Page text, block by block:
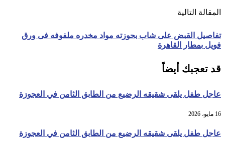
المقالة التالية
تفاصيل القبض على شاب بحوزته مواد مخدره ملفوفه فى ورق
فويل بمطار القاهرة
قد تعجبك أيضاً
عاجل طفل يلقى شقيقه الرضيع من الطابق الثامن في العجوزة
16 مايو، 2026
عاجل طفل يلقى شقيقه الرضيع من الطابق الثامن في العجوزة